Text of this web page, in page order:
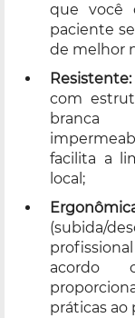
que você
paciente
de melhor
Resistente:
com
facilita a
local;
(subida/
acordo
práticas ao